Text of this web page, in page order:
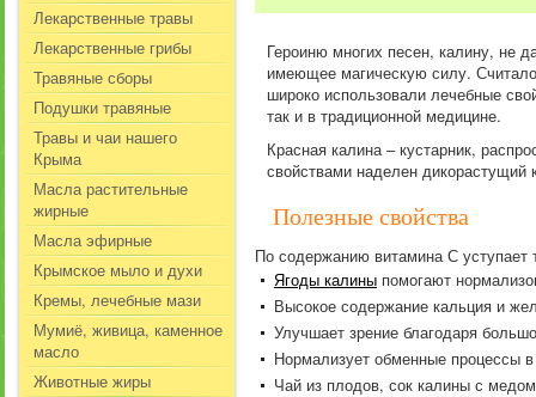
Лекарственные травы
Лекарственные грибы
Травяные сборы
Подушки травяные
Травы и чаи нашего
Крыма
Масла растительные
жирные
Масла эфирные
Крымское мыло и духи
Кремы, лечебные мази
Мумиё, живица, каменное
масло
Животные жиры
Героиню многих песен, калину, не
имеющее магическую силу.
широко использовали лечебные
так и в традиционной медицине.
Красная калина – кустарник,
свойствами наделен дикорастущий
Полезные свойства
По содержанию витамина С уступает
Ягоды калины помогают
Высокое содержание кальция и
Улучшает зрение благодаря
Нормализует обменные процессы
Чай из плодов, сок калины с